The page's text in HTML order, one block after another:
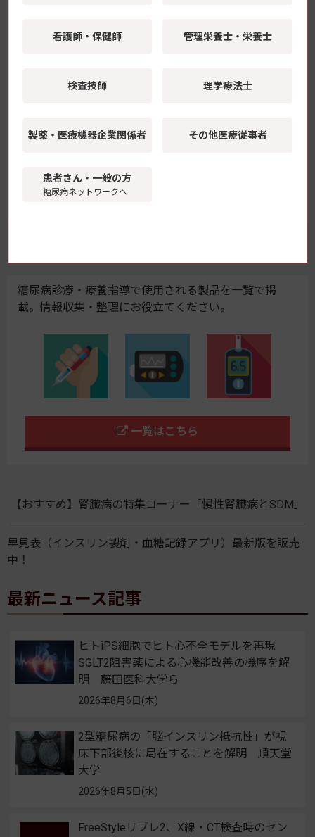
ご購読方法についてはこちら
糖尿病診療・療養指導で使用される製品を一覧で掲
載。情報収集・整理にお役立てください。
一覧はこちら
【おすすめ】腎臓病の特集コーナー「慢性腎臓病とSDM」
早見表（インスリン製剤・血糖記録アプリ）最新版を販売
中！
最新ニュース記事
ヒトiPS細胞でヒト心不全モデルを再現
SGLT2阻害薬による心機能改善の機序を解
明 藤田医科大学ら
2026年8月6日(木)
2型糖尿病の「脳インスリン抵抗性」が視
床下部後核に局在することを解明 順天堂
大学
2026年8月5日(水)
FreeStyleリブレ2、X線・CT検査時のセン
看護師・保健師 管理栄養士・栄養士
検査技師 理学療法士
製薬・医療機器企業関係者 その他医療従事者
患者さん・一般の方
糖尿病ネットワークへ